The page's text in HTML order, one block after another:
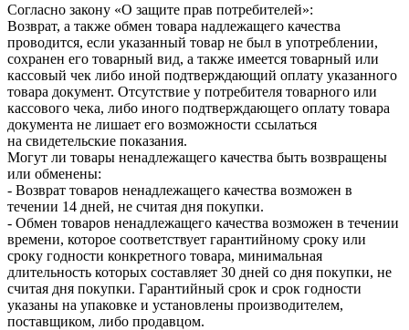
Согласно закону «О защите прав потребителей»:
Возврат, а также обмен товара надлежащего качества
проводится, если указанный товар не был в употреблении,
сохранен его товарный вид, а также имеется товарный или
кассовый чек либо иной подтверждающий оплату указанного
товара документ. Отсутствие у потребителя товарного или
кассового чека, либо иного подтверждающего оплату товара
документа не лишает его возможности ссылаться
на свидетельские показания.
Могут ли товары ненадлежащего качества быть возвращены
или обменены:
- Возврат товаров ненадлежащего качества возможен в
течении 14 дней, не считая дня покупки.
- Обмен товаров ненадлежащего качества возможен в течении
времени, которое соответствует гарантийному сроку или
сроку годности конкретного товара, минимальная
длительность которых составляет 30 дней со дня покупки, не
считая дня покупки. Гарантийный срок и срок годности
указаны на упаковке и установлены производителем,
поставщиком, либо продавцом.